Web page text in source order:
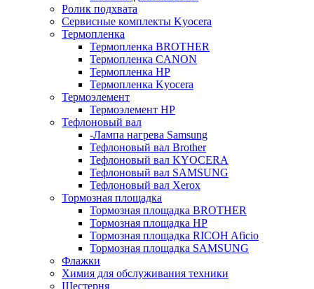
Ролик подхвата
Сервисные комплекты Kyocera
Термопленка
Термопленка BROTHER
Термопленка CANON
Термопленка HP
Термопленка Kyocera
Термоэлемент
Термоэлемент НР
Тефлоновый вал
-Лампа нагрева Samsung
Тефлоновый вал Brother
Тефлоновый вал KYOCERA
Тефлоновый вал SAMSUNG
Тефлоновый вал Xerox
Тормозная площадка
Тормозная площадка BROTHER
Тормозная площадка HP
Тормозная площадка RICOH Aficio
Тормозная площадка SAMSUNG
Флажки
Химия для обслуживания техники
Шестерня